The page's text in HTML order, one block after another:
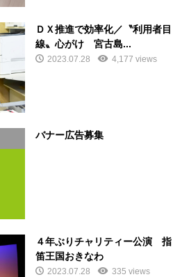
ＤＸ推進で効率化／〝利用者目
線〟心がけ 宮古島...
2023.07.28 4,177 views
バナー広告募集
４年ぶりチャリティー公演 指
笛王国おきなわ
2023.07.28 335 views